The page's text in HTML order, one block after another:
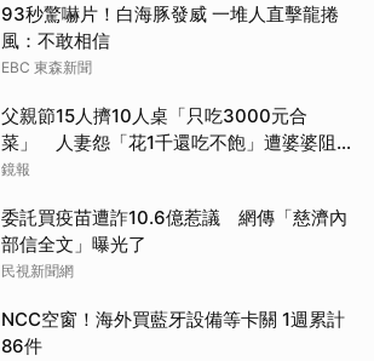
93秒驚嚇片！白海豚發威 一堆人直擊龍捲
風：不敢相信
EBC 東森新聞
父親節15人擠10人桌「只吃3000元合
菜」 人妻怨「花1千還吃不飽」遭婆婆阻加
菜
鏡報
委託買疫苗遭詐10.6億惹議 網傳「慈濟內
部信全文」曝光了
民視新聞網
NCC空窗！海外買藍牙設備等卡關 1週累計
86件